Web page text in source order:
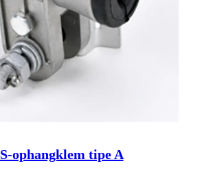
ophangklem tipe A